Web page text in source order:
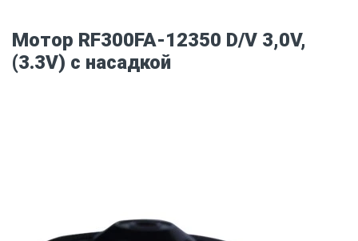
Мотор RF300FA-12350 D/V 3,0V,
(3.3V) с насадкой